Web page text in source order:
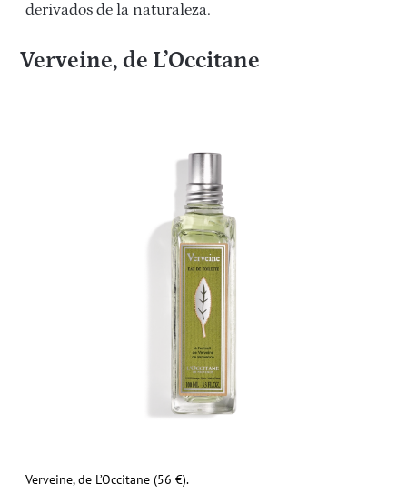
derivados de la naturaleza.
Verveine, de L’Occitane
Verveine, de L’Occitane (56 €).